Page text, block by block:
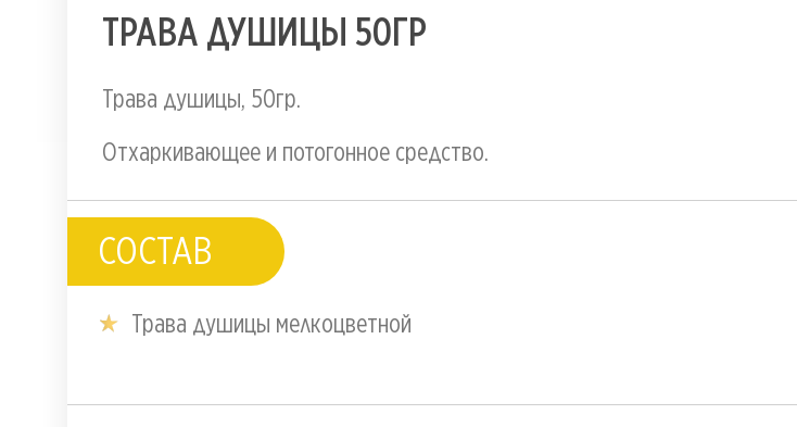
ТРАВА ДУШИЦЫ 50ГР
Трава душицы, 50гр.
Отхаркивающее и потогонное средство.
СОСТАВ
Трава душицы мелкоцветной